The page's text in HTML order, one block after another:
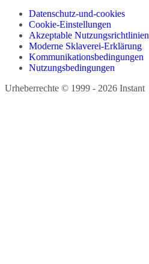
Datenschutz-und-cookies
Cookie-Einstellungen
Akzeptable Nutzungsrichtlinien
Moderne Sklaverei-Erklärung
Kommunikationsbedingungen
Nutzungsbedingungen
Urheberrechte © 1999 - 2026 Instant